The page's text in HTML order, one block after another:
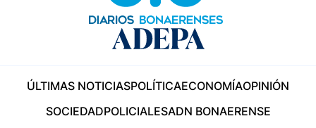
ÚLTIMAS NOTICIASPOLÍTICAECONOMÍAOPINIÓN
SOCIEDADPOLICIALESADN BONAERENSE